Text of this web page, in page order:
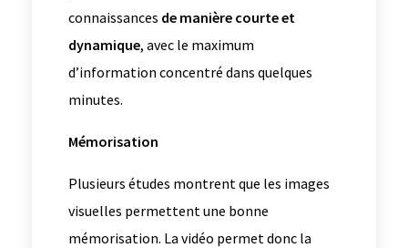
connaissances de manière courte et
dynamique, avec le maximum
d’information concentré dans quelques
minutes.
Mémorisation
Plusieurs études montrent que les images
visuelles permettent une bonne
mémorisation. La vidéo permet donc la